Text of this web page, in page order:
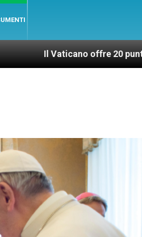
offre 20 punti per un accesso